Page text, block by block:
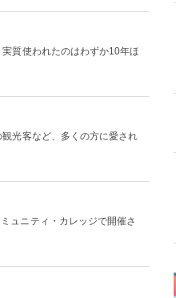
質使われたのはわずか10年ほ
光客など、多くの方に愛され
ュニティ・カレッジで開催さ